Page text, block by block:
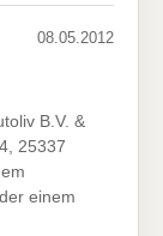
08.05.2012
B.V. &
25337
einem